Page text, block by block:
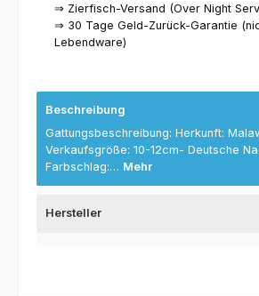
⇒ Zierfisch-Versand (Over Night
⇒ 30 Tage Geld-Zurück-Garantie
Lebendware)
Beschreibung
Gattungsbeschreibung: Herkunft:
Verkaufsgröße: 10-12cm- Deutsche
Farbschlag:… Mehr
Hersteller